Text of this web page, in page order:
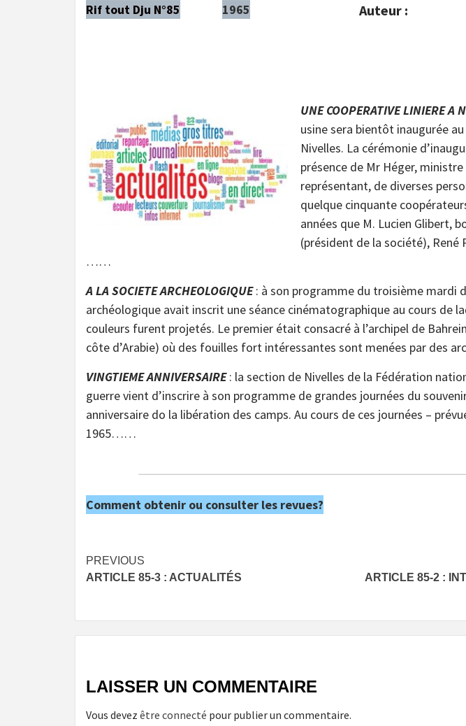
Rif tout Dju N°85 1965 Auteur :
UNE COOPERATIVE LINIERE A
usine sera bientôt inaugurée
Nivelles. La cérémonie
présence de Mr Héger,
représentant, de diverses
quelque cinquante
années que M. Lucien Glibert,
(président de la société), René
……
A LA SOCIETE ARCHEOLOGIQUE: à son programme du troisième mardi
archéologique avait inscrit une séance cinématographique au cours de
couleurs furent projetés. Le premier était consacré à l’archipel de
côte d’Arabie) où des fouilles fort intéressantes sont menées par des
VINGTIEME ANNIVERSAIRE: la section de Nivelles de la Fédération
guerre vient d’inscrire à son programme de grandes journées du
anniversaire do la libération des camps. Au cours de ces journées –
1965……
Comment obtenir ou consulter les revues?
Post
navigation
PREVIOUS
ARTICLE 85-3 : ACTUALITÉS
ARTICLE 85-2 :
LAISSER UN COMMENTAIRE
Vous devez être connecté pour publier un commentaire.